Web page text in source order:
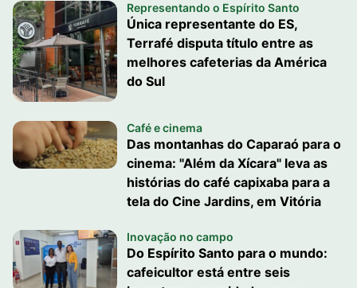
Representando o Espírito Santo
Única representante do ES,
Terrafé disputa título entre as
melhores cafeterias da América
do Sul
Café e cinema
Das montanhas do Caparaó para o
cinema: "Além da Xícara" leva as
histórias do café capixaba para a
tela do Cine Jardins, em Vitória
Inovação no campo
Do Espírito Santo para o mundo:
cafeicultor está entre seis